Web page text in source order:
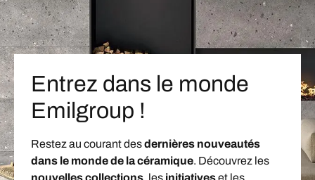
Entrez dans le monde
Emilgroup !
Restez au courant desdernières nouveautés
dans le monde de la céramique. Découvrez les
nouvelles collections, les initiativeset les